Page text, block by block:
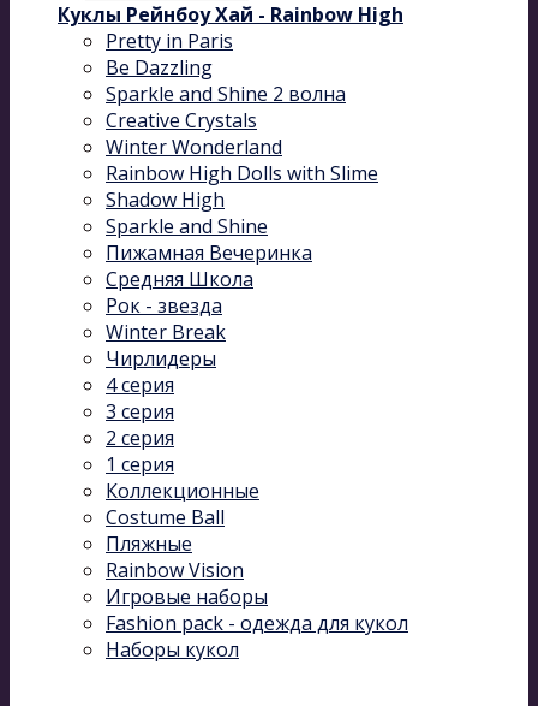
Куклы Рейнбоу Хай - Rainbow High
Pretty in Paris
Be Dazzling
Sparkle and Shine 2 волна
Сreative Сrystals
Winter Wonderland
Rainbow High Dolls with Slime
Shadow High
Sparkle and Shine
Пижамная Вечеринка
Средняя Школа
Рок - звезда
Winter Break
Чирлидеры
4 серия
3 серия
2 серия
1 серия
Коллекционные
Costume Ball
Пляжные
Rainbow Vision
Игровые наборы
Fashion pack - одежда для кукол
Наборы кукол